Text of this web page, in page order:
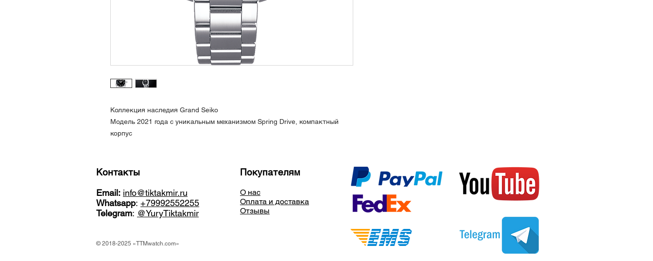
Коллекция наследия Grand Seiko
Модель 2021 года с уникальным механизмом Spring Drive, компактный
корпус
Контакты
Email: info@tiktakmir.ru
Whatsapp: +79992552255
Telegram: @YuryTiktakmir
Покупателям
О нас
Оплата и доставка
Отзывы
© 2018-2025 «TTMwatch.com»